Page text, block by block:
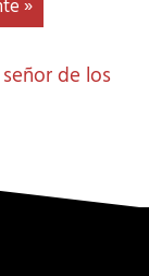
»
señor de los